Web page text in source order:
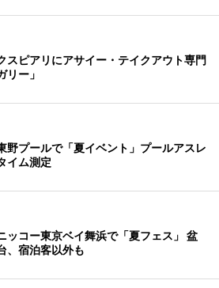
スピアリにアサイー・テイクアウト専門
リー」
野プールで「夏イベント」プールアスレ
イム測定
ッコー東京ベイ舞浜で「夏フェス」 盆
、宿泊客以外も